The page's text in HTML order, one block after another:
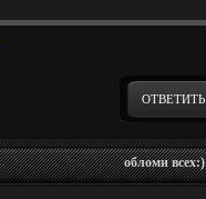
ОТВЕТИТЬ
обломи всех:)